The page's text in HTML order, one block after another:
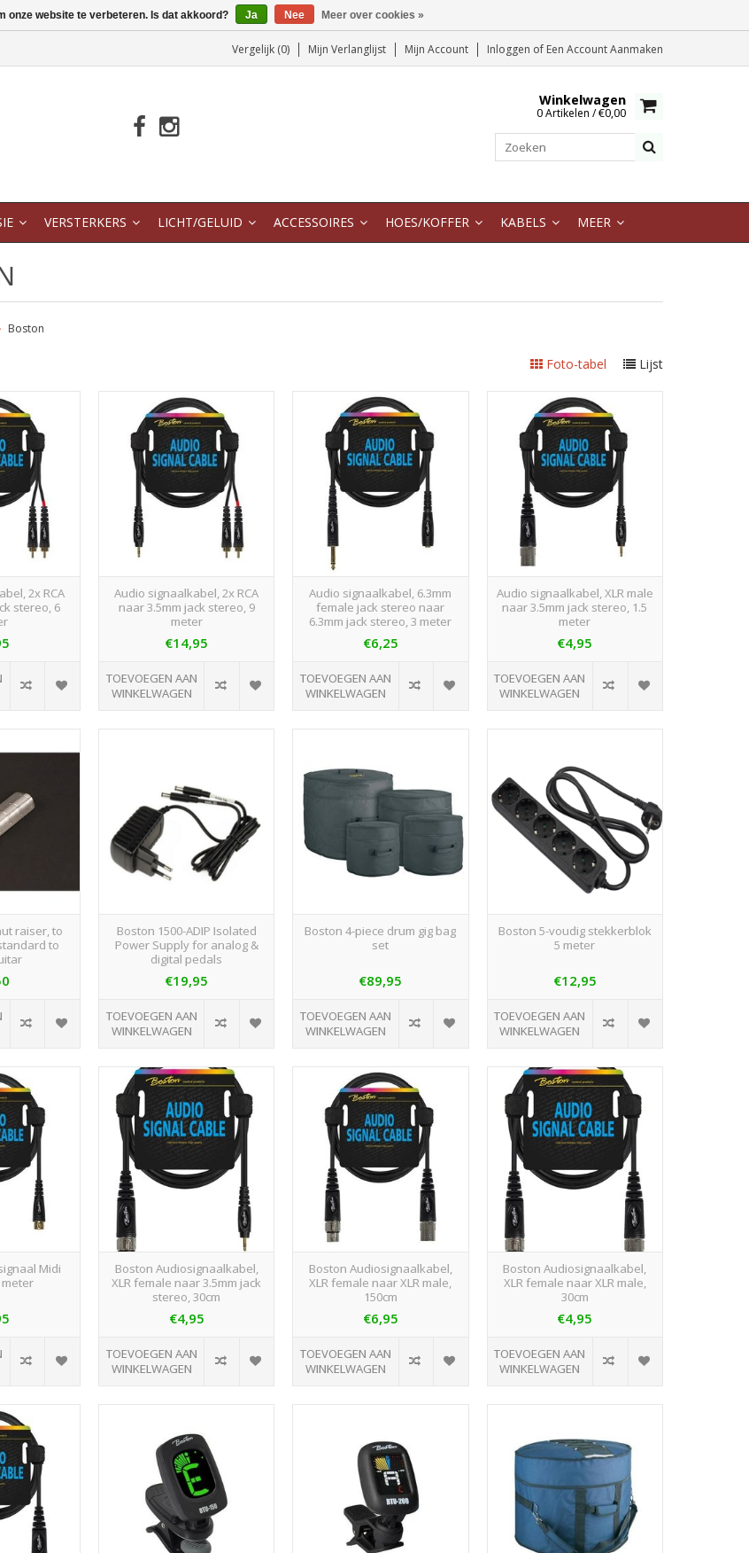
Vergelijk (0) Mijn Verlanglijst Mijn Account Inloggen of Een Account Aanmaken
Winkelwagen
0 Artikelen / €0,00
VERSTERKERS LICHT/GELUID ACCESSOIRES HOES/KOFFER KABELS MEER
Boston
Foto-tabel Lijst
2x RCA
stereo, 6
Audio signaalkabel, 2x RCA
naar 3.5mm jack stereo, 9
meter
€14,95
TOEVOEGEN AAN
WINKELWAGEN
Audio signaalkabel, 6.3mm
female jack stereo naar
6.3mm jack stereo, 3 meter
€6,25
TOEVOEGEN AAN
WINKELWAGEN
Audio signaalkabel, XLR male
naar 3.5mm jack stereo, 1.5
meter
€4,95
TOEVOEGEN AAN
WINKELWAGEN
raiser, to
to
Boston 1500-ADIP Isolated
Power Supply for analog &
digital pedals
€19,95
TOEVOEGEN AAN
WINKELWAGEN
Boston 4-piece drum gig bag
set
€89,95
TOEVOEGEN AAN
WINKELWAGEN
Boston 5-voudig stekkerblok
5 meter
€12,95
TOEVOEGEN AAN
WINKELWAGEN
Midi
Boston Audiosignaalkabel,
XLR female naar 3.5mm jack
stereo, 30cm
€4,95
TOEVOEGEN AAN
WINKELWAGEN
Boston Audiosignaalkabel,
XLR female naar XLR male,
150cm
€6,95
TOEVOEGEN AAN
WINKELWAGEN
Boston Audiosignaalkabel,
XLR female naar XLR male,
30cm
€4,95
TOEVOEGEN AAN
WINKELWAGEN
onze website te verbeteren. Is dat akkoord? Ja Nee Meer over cookies »